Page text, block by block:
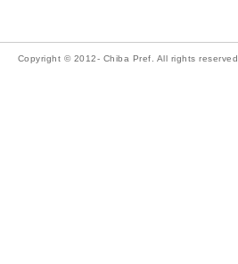
Copyright © 2012- Chiba Pref. All rights reserved.